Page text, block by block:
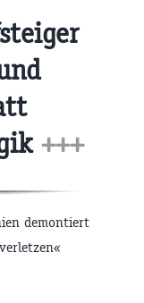
+++
demontiert